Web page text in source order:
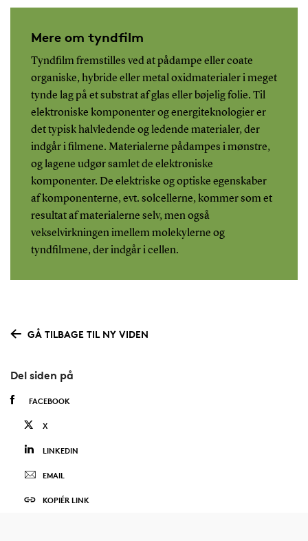
Mere om tyndfilm
Tyndfilm fremstilles ved at pådampe eller coate
organiske, hybride eller metal oxidmaterialer i meget
tynde lag på et substrat af glas eller bøjelig folie. Til
elektroniske komponenter og energiteknologier er
det typisk halvledende og ledende materialer, der
indgår i filmene. Materialerne pådampes i mønstre,
og lagene udgør samlet de elektroniske
komponenter. De elektriske og optiske egenskaber
af komponenterne, evt. solcellerne, kommer som et
resultat af materialerne selv, men også
vekselvirkningen imellem molekylerne og
tyndfilmene, der indgår i cellen.
GÅ TILBAGE TIL NY VIDEN
Del siden på
FACEBOOK
X
LINKEDIN
EMAIL
KOPIÉR LINK